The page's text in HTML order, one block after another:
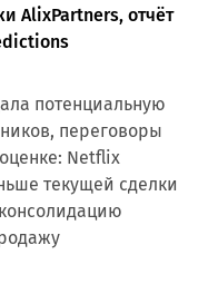
AlixPartners, отчёт
потенциальную
переговоры
Netflix
текущей сделки